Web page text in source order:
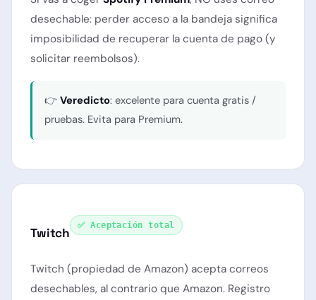
desechable: perder acceso a la bandeja significa
imposibilidad de recuperar la cuenta de pago (y
solicitar reembolsos).
👉Veredicto: excelente para cuenta gratis /
pruebas. Evita para Premium.
Twitch
✅ Aceptación total
Twitch (propiedad de Amazon) acepta correos
desechables, al contrario que Amazon. Registro